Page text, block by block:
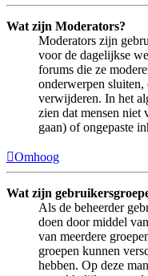
Wat zijn Moderators?
Moderators zijn
voor de dagelijkse
forums die ze
onderwerpen sluiten,
verwijderen. In het
zien dat mensen
gaan) of ongepaste
Omhoog
Wat zijn
Als de beheerder
doen door middel
van meerdere
groepen kunnen
hebben. Op deze